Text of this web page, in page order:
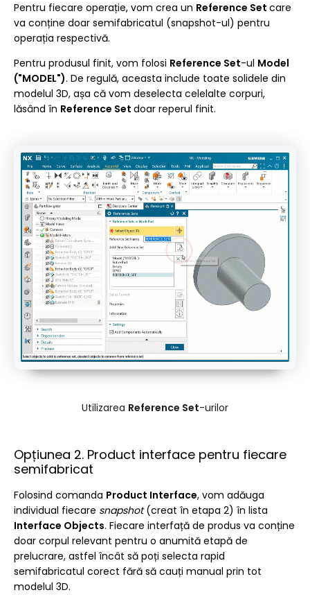
Pentru fiecare operație, vom crea un Reference Set care
va conține doar semifabricatul (snapshot-ul) pentru
operația respectivă.
Pentru produsul finit, vom folosi Reference Set-ul Model
("MODEL"). De regulă, aceasta include toate solidele din
modelul 3D, așa că vom deselecta celelalte corpuri,
lăsând în Reference Set doar reperul finit.
Utilizarea Reference Set-urilor
Opțiunea 2. Product interface pentru fiecare
semifabricat
Folosind comanda Product Interface, vom adăuga
individual fiecare snapshot(creat în etapa 2) în lista
Interface Objects. Fiecare interfață de produs va conține
doar corpul relevant pentru o anumită etapă de
prelucrare, astfel încât să poți selecta rapid
semifabricatul corect fără să cauți manual prin tot
modelul 3D.